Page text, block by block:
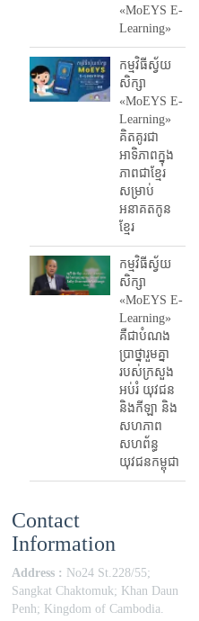
«MoEYS E-
Learning»
កម្មវិធីស្វ័យ
សិក្សា
«MoEYS E-
Learning»
គិតគូរជា
អាទិភាពក្នុង
ភាពជាខ្មែរ
សម្រាប់
អនាគតកូន
ខ្មែរ
កម្មវិធីស្វ័យ
សិក្សា
«MoEYS E-
Learning»
គឺជាបំណង
ប្រាថ្នារួមគ្នា
របស់ក្រសួង
អប់រំ​ យុវជន
និងកីឡា និង
សហភាព
សហព័ន្ធ
យុវជនកម្ពុជា
Contact
Information
Address : No24 St.228/55;
Sangkat Chaktomuk; Khan Daun
Penh; Kingdom of Cambodia.